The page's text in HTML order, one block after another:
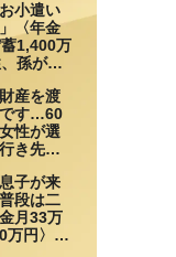
小遣い
〈年金
1,400万
孫が来
産を渡
です…60
性が選
き先〉
子が来
段は二
月33万
万円〉70